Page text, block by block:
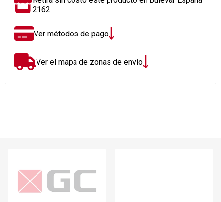
2162
Ver métodos de pago
Ver el mapa de zonas de envío